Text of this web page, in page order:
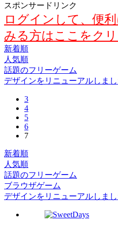
スポンサードリンク
ログインして、便
みる方はここをクリ
新着順
人気順
話題のフリーゲーム
デザインをリニューアルしまし
3
4
5
6
7
新着順
人気順
話題のフリーゲーム
ブラウザゲーム
デザインをリニューアルしまし